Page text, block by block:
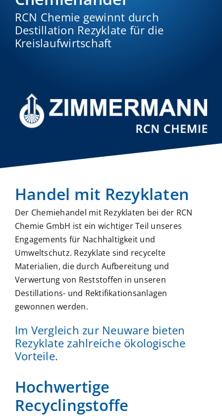
RCN Chemie gewinnt durch
Destillation Rezyklate für die
Kreislaufwirtschaft
Handel mit Rezyklaten
Der Chemiehandel mit Rezyklaten bei der RCN
Chemie GmbH ist ein wichtiger Teil unseres
Engagements für Nachhaltigkeit und
Umweltschutz. Rezyklate sind recycelte
Materialien, die durch Aufbereitung und
Verwertung von Reststoffen in unseren
Destillations- und Rektifikationsanlagen
gewonnen werden.
Im Vergleich zur Neuware bieten
Rezyklate zahlreiche ökologische
Vorteile.
Hochwertige
Recyclingstoffe